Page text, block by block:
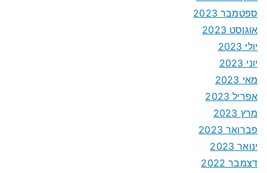
ספטמבר 2023
אוגוסט 2023
יולי 2023
יוני 2023
מאי 2023
אפריל 2023
מרץ 2023
פברואר 2023
ינואר 2023
דצמבר 2022